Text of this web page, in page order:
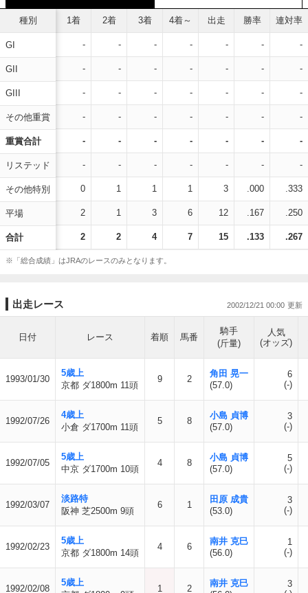
種別
GI
GII
GIII
その他重賞
重賞合計
リステッド
その他特別
平場
合計
1着 2着 3着 4着～ 出走 勝率 連対率
- - - - - - -
- - - - - - -
- - - - - - -
- - - - - - -
- - - - - - -
- - - - - - -
0 1 1 1 3 .000 .333
2 1 3 6 12 .167 .250
2 2 4 7 15 .133 .267
※「総合成績」はJRAのレースのみとなります。
出走レース 2002/12/21 00:00
日付 レース 着順 馬番
騎手
(斤量)
人気
(オッズ)
1993/01/30
5歳上
京都 ダ1800m 11頭
9 2
角田 晃一
(57.0)
6
(-)
1992/07/26
4歳上
小倉 ダ1700m 11頭
5 8
小島 貞博
(57.0)
3
(-)
1992/07/05
5歳上
中京 ダ1700m 10頭
4 8
小島 貞博
(57.0)
5
(-)
1992/03/07
淡路特
阪神 芝2500m 9頭
6 1
田原 成貴
(53.0)
3
(-)
1992/02/23
5歳上
京都 ダ1800m 14頭
4 6
南井 克巳
(56.0)
1
(-)
1992/02/08
5歳上
1 2
南井 克巳
3